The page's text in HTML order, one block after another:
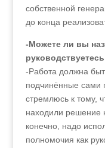
собственной
до конца
-Можете ли вы
-Работа должна
подчинённые сами
стремлюсь к тому,
находили решение
конечно, надо
полномочия как